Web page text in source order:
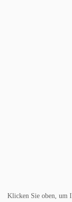
Klicken Sie oben, um